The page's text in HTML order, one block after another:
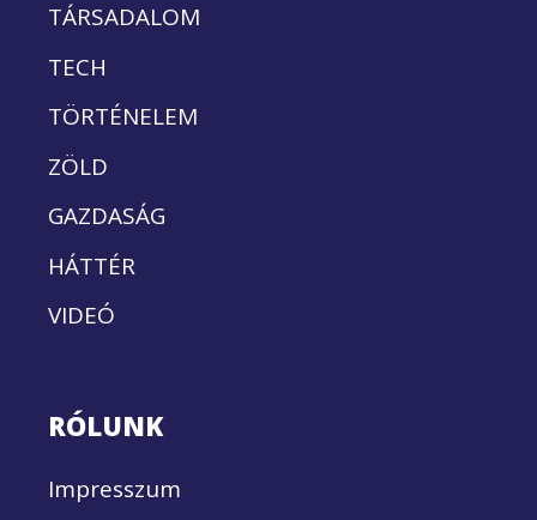
TÁRSADALOM
TECH
TÖRTÉNELEM
ZÖLD
GAZDASÁG
HÁTTÉR
VIDEÓ
RÓLUNK
Impresszum